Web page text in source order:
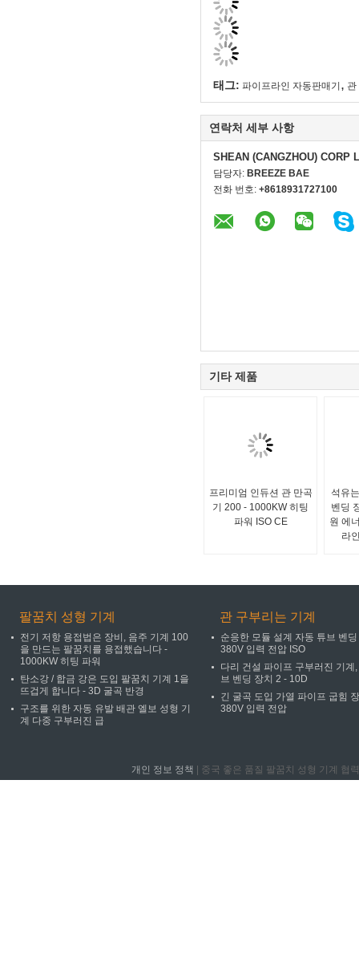
태그: 파이프라인 자동판매기 , 관
연락처 세부 사항
SHEAN (CANGZHOU) CORP
담당자: BREEZE BAE
전화 번호: +8618931727100
기타 제품
프리미엄 인듀션 관 만곡
기 200 - 1000KW 히팅
파워 ISO CE
석유
벤딩
원 에
라
팔꿈치 성형 기계
전기 저항 용접법은 장비, 음주 기계 100
을 만드는 팔꿈치를 용접했습니다 -
1000KW 히팅 파워
탄소강 / 합금 강은 도입 팔꿈치 기계 1을
뜨겁게 합니다 - 3D 굴곡 반경
구조를 위한 자동 유발 배관 엘보 성형 기
계 다중 구부러진 급
관 구부리는 기계
순응한 모듈 설계 자동 튜브 벤
380V 입력 전압 ISO
다리 건설 파이프 구부러진 기계
브 벤딩 장치 2 - 10D
긴 굴곡 도입 가열 파이프 굽힘
380V 입력 전압
개인 정보 정책 | 중국 좋은 품질 팔꿈치 성형 기계